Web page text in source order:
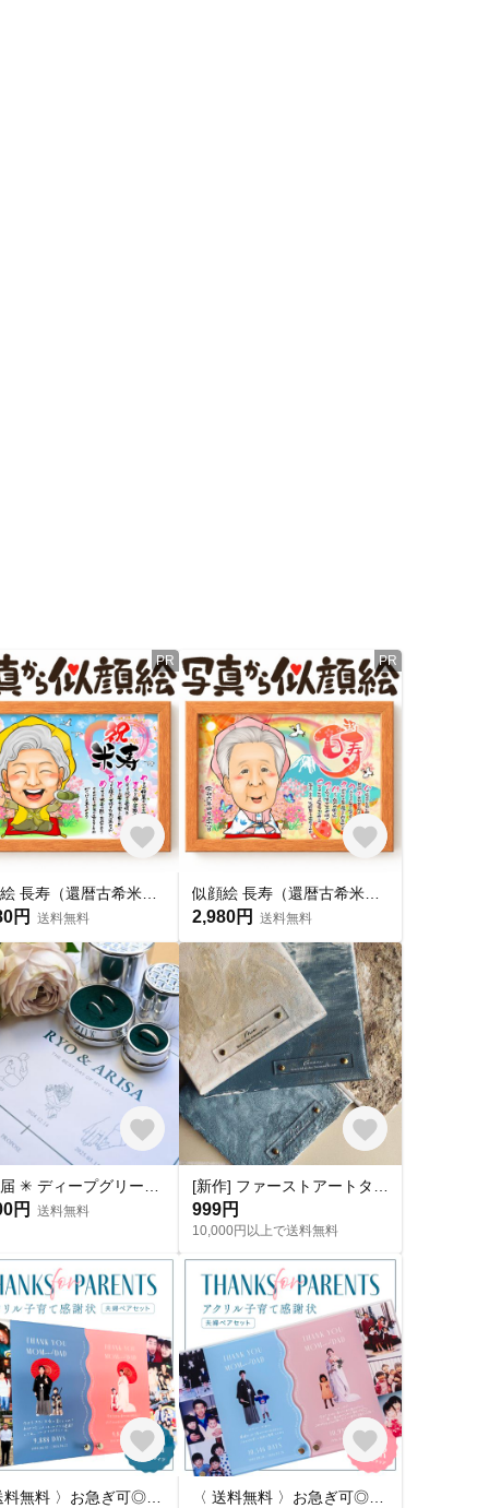
PR
円 送料無料
PR
2,980円 送料無料
円 送料無料 999円
10,000円以上で送料無料